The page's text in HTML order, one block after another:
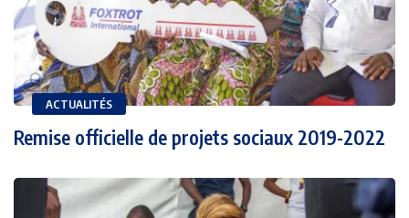
ACTUALITÉS
Remise officielle de projets sociaux 2019-2022